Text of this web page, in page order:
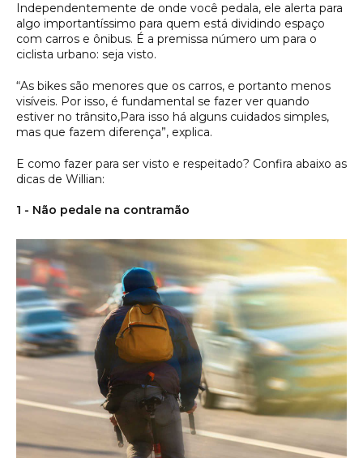
Independentemente de onde você pedala, ele alerta para
algo importantíssimo para quem está dividindo espaço
com carros e ônibus. É a premissa número um para o
ciclista urbano: seja visto.
“As bikes são menores que os carros, e portanto menos
visíveis. Por isso, é fundamental se fazer ver quando
estiver no trânsito,Para isso há alguns cuidados simples,
mas que fazem diferença”, explica.
E como fazer para ser visto e respeitado? Confira abaixo as
dicas de Willian:
1 - Não pedale na contramão